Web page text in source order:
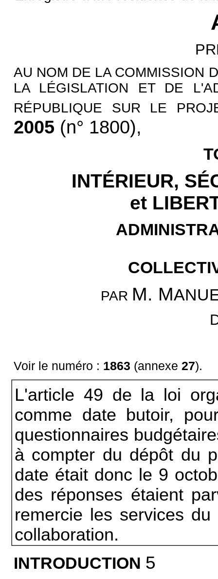
AU NOM DE LA COMMISSION
LA LÉGISLATION ET DE
RÉPUBLIQUE SUR LE
2005 (n° 1800),
INTÉRIEUR,
et
PAR M. M
Voir le numéro : 1863 (annexe 27).
L'article 49 de la loi
comme date butoir,
questionnaires
à compter du dépôt du
date était donc le 9
des réponses étaient
remercie les services
collaboration.
INTRODUCTION 5